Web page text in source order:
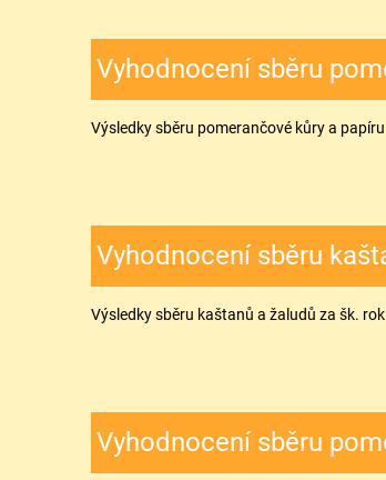
Vyhodnocení sběru
Výsledky sběru pomerančové kůry a
Vyhodnocení sběru
Výsledky sběru kaštanů a žaludů za šk.
Vyhodnocení sběru